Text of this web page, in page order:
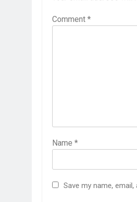
Comment *
Name *
Save my name,